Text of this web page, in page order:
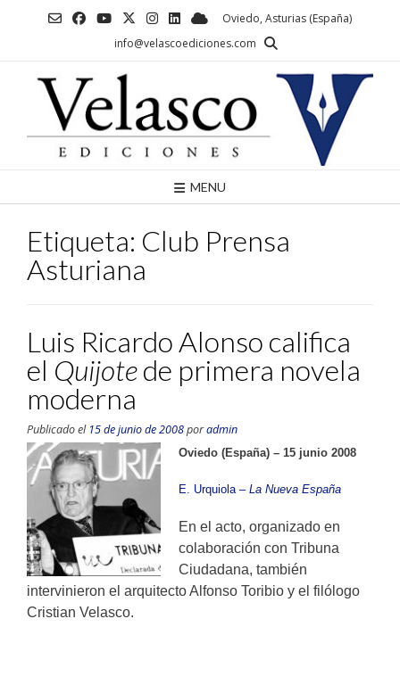
Oviedo, Asturias (España)
info@velascoediciones.com
MENU
Etiqueta: Club Prensa
Asturiana
Luis Ricardo Alonso califica
el Quijotede primera novela
moderna
Publicado el 15 de junio de 2008poradmin
Oviedo (España) – 15 junio 2008
E. Urquiola – La Nueva España
En el acto, organizado en
colaboración con Tribuna
Ciudadana, también
intervinieron el arquitecto Alfonso Toribio y el filólogo
Cristian Velasco.